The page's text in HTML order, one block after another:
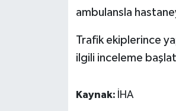
ambulansla
Trafik ekiplerince
ilgili inceleme
Kaynak: İHA
MAGAZİN
Otomobil